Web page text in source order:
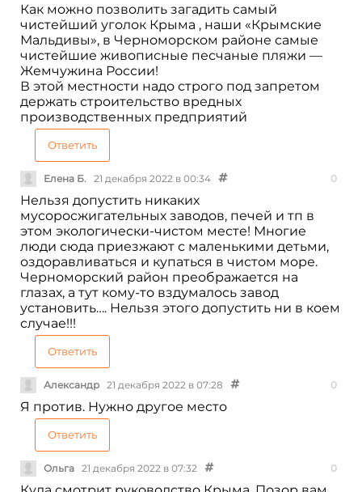
Как можно позволить загадить самый
чистейший уголок Крыма , наши «Крымские
Мальдивы», в Черноморском районе самые
чистейшие живописные песчаные пляжи —
Жемчужина России!
В этой местности надо строго под запретом
держать строительство вредных
производственных предприятий
Ответить
Елена Б. 21 декабря 2022 в 00:34 0
Нельзя допустить никаких
мусоросжигательных заводов, печей и тп в
этом экологически-чистом месте! Многие
люди сюда приезжают с маленькими детьми,
оздоравливаться и купаться в чистом море.
Черноморский район преображается на
глазах, а тут кому-то вздумалось завод
установить…. Нельзя этого допустить ни в коем
случае!!!
Ответить
Александр 21 декабря 2022 в 07:28 0
Я против. Нужно другое место
Ответить
Ольга 21 декабря 2022 в 07:32 0